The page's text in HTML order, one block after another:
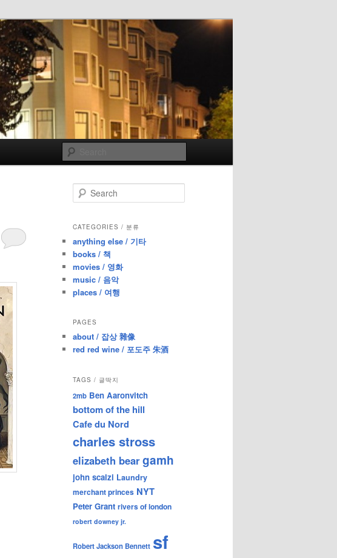
e
r
h
CATEGORIES / 분류
anything else / 기타
books / 책
movies / 영화
music / 음악
places / 여행
PAGES
about / 잡상 雜像
red red wine / 포도주 朱酒
TAGS / 글딱지
2mb Ben Aaronvitch
bottom of the hill
Cafe du Nord
charles stross
elizabeth beargamh
john scalzi Laundry
merchant princes NYT
Peter Grant rivers of london
robert downey jr.
Robert Jackson Bennett sf